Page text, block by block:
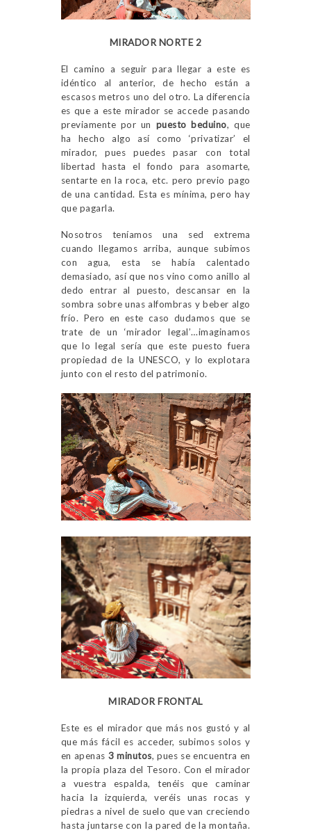
MIRADOR NORTE 2
El camino a seguir para llegar a este es
idéntico al anterior, de hecho están a
escasos metros uno del otro. La diferencia
es que a este mirador se accede pasando
previamente por un puesto beduino, que
ha hecho algo así como ‘privatizar’ el
mirador, pues puedes pasar con total
libertad hasta el fondo para asomarte,
sentarte en la roca, etc. pero previo pago
de una cantidad. Esta es mínima, pero hay
que pagarla.
Nosotros teníamos una sed extrema
cuando llegamos arriba, aunque subimos
con agua, esta se había calentado
demasiado, así que nos vino como anillo al
dedo entrar al puesto, descansar en la
sombra sobre unas alfombras y beber algo
frío. Pero en este caso dudamos que se
trate de un ‘mirador legal’…imaginamos
que lo legal sería que este puesto fuera
propiedad de la UNESCO, y lo explotara
junto con el resto del patrimonio.
MIRADOR FRONTAL
Este es el mirador que más nos gustó y al
que más fácil es acceder, subimos solos y
en apenas 3 minutos, pues se encuentra en
la propia plaza del Tesoro. Con el mirador
a vuestra espalda, tenéis que caminar
hacia la izquierda, veréis unas rocas y
piedras a nivel de suelo que van creciendo
hasta juntarse con la pared de la montaña.